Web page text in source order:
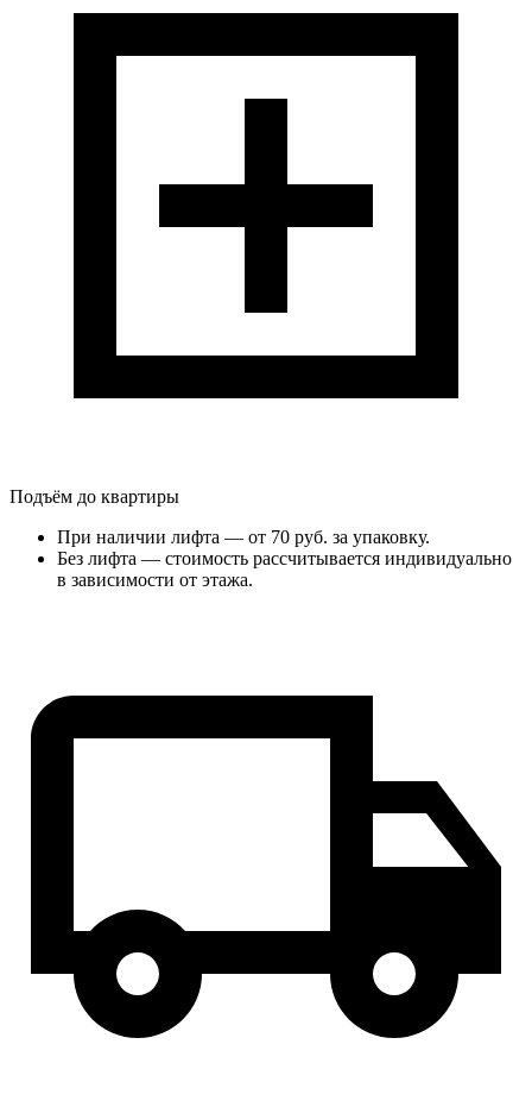
Подъём до квартиры
При наличии лифта — от 70 руб. за упаковку.
Без лифта — стоимость рассчитывается индивидуально
в зависимости от этажа.